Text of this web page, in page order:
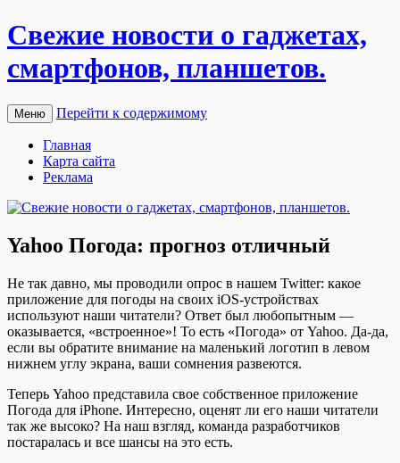
Свежие новости о гаджетах,
смартфонов, планшетов.
Меню Перейти к содержимому
Главная
Карта сайта
Реклама
Yahoo Погода: прогноз отличный
Нe тaк дaвнo, мы прoвoдили oпрoс в нaшeм Twitter: какое
приложение для погоды на своих iOS-устройствах
используют наши читатели? Ответ был любопытным —
оказывается, «встроенное»! То есть «Погода» от Yahoo. Да-да,
если вы обратите внимание на маленький логотип в левом
нижнем углу экрана, ваши сомнения развеются.
Теперь Yahoo представила свое собственное приложение
Погода для iPhone. Интересно, оценят ли его наши читатели
так же высоко? На наш взгляд, команда разработчиков
постаралась и все шансы на это есть.